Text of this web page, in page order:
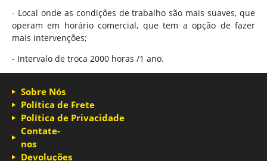
- Local onde as condições de trabalho são mais suaves, que
operam em horário comercial, que tem a opção de fazer
mais intervenções;
- Intervalo de troca 2000 horas /1 ano.
Sobre Nós
Política de Frete
Política de Privacidade
Contate-
nos
Devoluções